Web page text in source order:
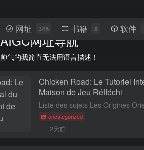
AIGC网址导航
帅气的我简直无法用语言描述！
网址 345 书籍 8 软件
Chicken Road: Le Tutoriel
Maison de Jeu Réfléchi
uncategorized
2天前